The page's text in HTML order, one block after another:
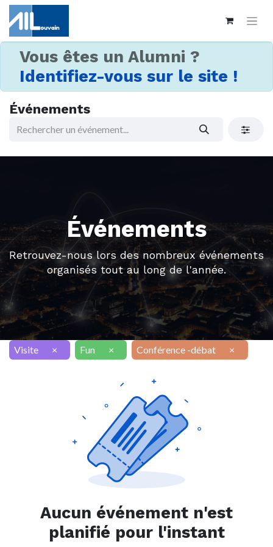
Vous êtes un Alumni ?
Identifiez-vous sur le site !
Événements
Événements
Retrouvez-nous lors des nombreux événements
organisés tout au long de l'année.
Visite × Fun × Conférence -débat ×
Aucun événement n'est
planifié pour l'instant